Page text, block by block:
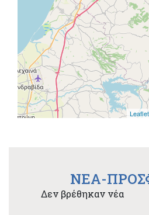
Leaflet
NEA-
Δεν βρέθηκαν νέα